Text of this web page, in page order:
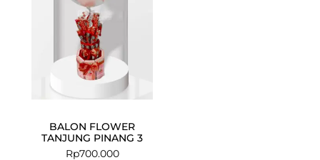
BALON FLOWER
TANJUNG PINANG 3
Rp700.000